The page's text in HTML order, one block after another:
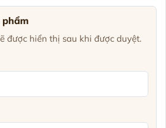
được hiển thị sau khi được duyệt.